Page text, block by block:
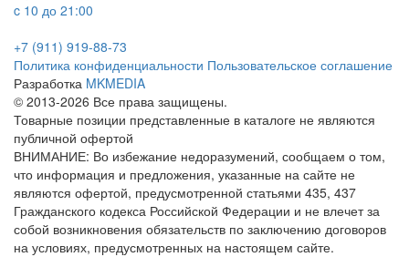
c 10 до 21:00
+7 (911) 919-88-73
Политика конфиденциальности Пользовательское соглашение
Разработка MKMEDIA
© 2013-2026 Все права защищены.
Товарные позиции представленные в каталоге не являются
публичной офертой
ВНИМАНИЕ: Во избежание недоразумений, сообщаем о том,
что информация и предложения, указанные на сайте не
являются офертой, предусмотренной статьями 435, 437
Гражданского кодекса Российской Федерации и не влечет за
собой возникновения обязательств по заключению договоров
на условиях, предусмотренных на настоящем сайте.